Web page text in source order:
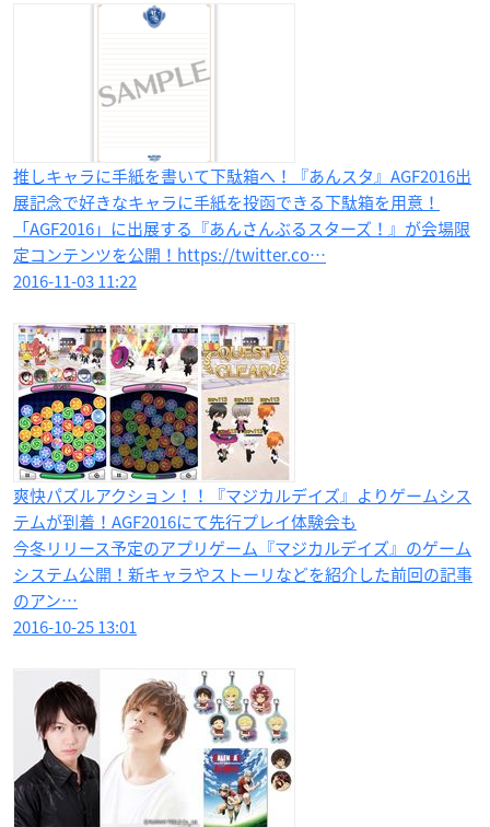
推しキャラに手紙を書いて下駄箱へ！『あんスタ』AGF2016出
展記念で好きなキャラに手紙を投函できる下駄箱を用意！
「AGF2016」に出展する『あんさんぶるスターズ！』が会場限
定コンテンツを公開！https://twitter.co…
2016-11-03 11:22
爽快パズルアクション！！『マジカルデイズ』よりゲームシス
テムが到着！AGF2016にて先行プレイ体験会も
今冬リリース予定のアプリゲーム『マジカルデイズ』のゲーム
システム公開！新キャラやストーリなどを紹介した前回の記事
のアン…
2016-10-25 13:01